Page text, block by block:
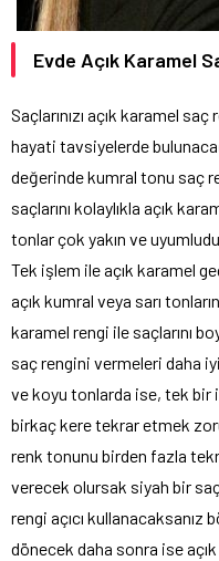
Evde Açık Karamel
Saçlarınızı açık karamel
hayati tavsiyelerde
değerinde kumral tonu saç
saçlarını kolaylıkla açık
tonlar çok yakın ve
Tek işlem ile açık karamel
açık kumral veya sarı
karamel rengi ile saçlarını
saç rengini vermeleri daha
ve koyu tonlarda ise, tek bir
birkaç kere tekrar etmek
renk tonunu birden fazla
verecek olursak siyah bir
rengi açıcı
dönecek daha sonra ise